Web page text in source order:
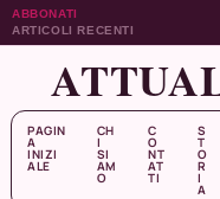
ABBONATI
ARTICOLI RECENTI
PAGIN
A
INIZI
ALE
CH
I
SI
AM
O
C
O
NT
AT
TI
S
T
O
R
I
A